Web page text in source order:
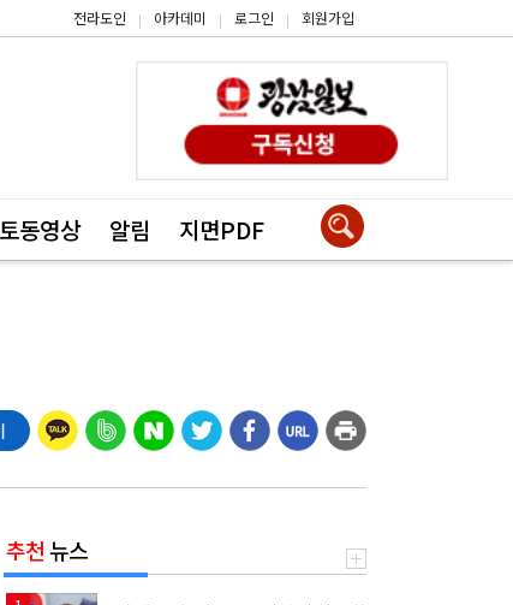
전라도인 | 아카데미 | 로그인 | 회원가입
동영상 알림 지면PDF
추천뉴스